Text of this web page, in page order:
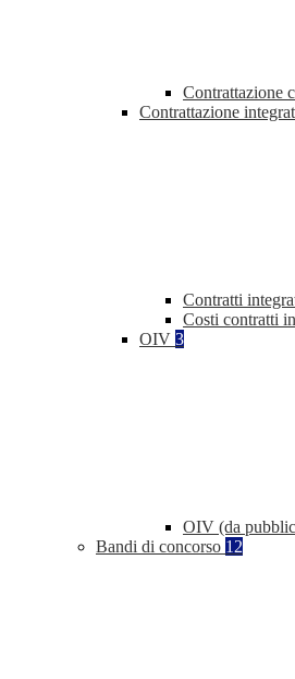
Contrattazione
Contrattazione
Contratti
Costi contratti
OIV 3
OIV (da
Bandi di concorso 12